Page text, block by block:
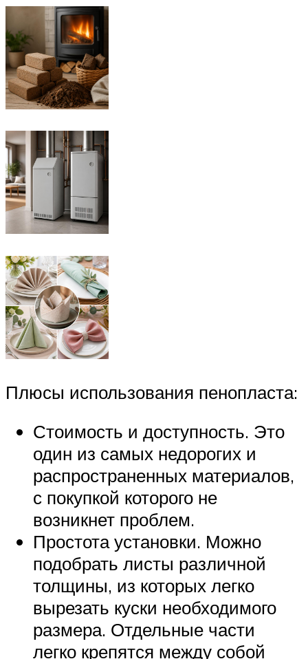
Плюсы использования пенопласта:
Стоимость и доступность. Это
один из самых недорогих и
распространенных материалов,
с покупкой которого не
возникнет проблем.
Простота установки. Можно
подобрать листы различной
толщины, из которых легко
вырезать куски необходимого
размера. Отдельные части
легко крепятся между собой